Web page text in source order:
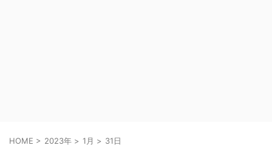
HOME > 2023年 > 1月 > 31日